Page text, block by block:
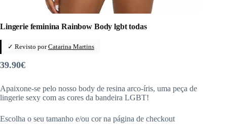
Lingerie feminina Rainbow Body lgbt todas
✓ Revisto porCatarina Martins
39.90€
Apaixone-se pelo nosso body de resina arco-íris, uma peça de
lingerie sexy com as cores da bandeira LGBT!
Escolha o seu tamanho e/ou cor na página de checkout